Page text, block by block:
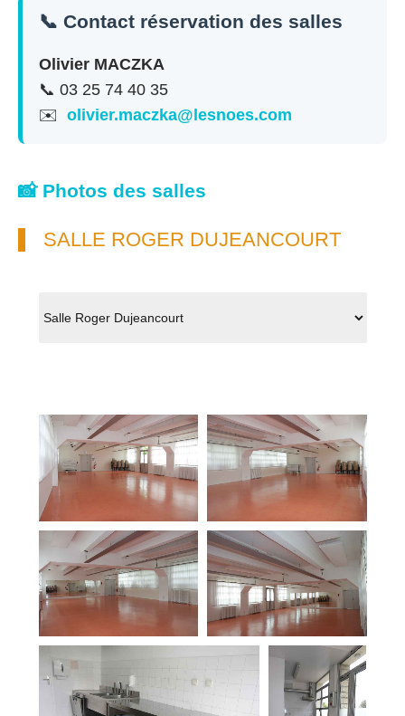
📞 Contact réservation des salles
Olivier MACZKA
📞 03 25 74 40 35
✉️ olivier.maczka@lesnoes.com
📸 Photos des salles
SALLE ROGER DUJEANCOURT